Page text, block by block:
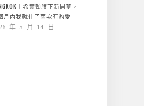
｜希爾頓旗下新開幕，
月內我就住了兩次有夠愛
年 5 月 14 日